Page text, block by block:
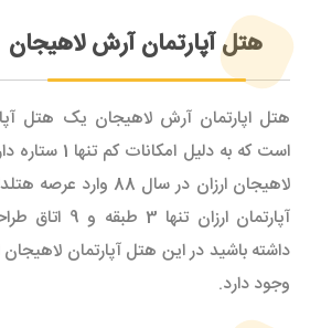
هتل آپارتمان آرش لاهیجان
هتل اپارتمان آرش لاهیجان یک هتل
است که به دلیل
لاهیجان ارزان در سال
آپارتمان
داشته باشید در این هتل آپارتمان
وجود دارد.